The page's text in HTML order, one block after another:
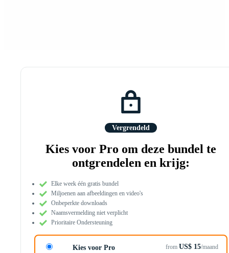
Vergrendeld
Kies voor Pro om deze bundel te
ontgrendelen en krijg:
Elke week één gratis bundel
Miljoenen aan afbeeldingen en video's
Onbeperkte downloads
Naamsvermelding niet verplicht
Prioritaire Ondersteuning
Kies voor Pro from US$ 15/maand